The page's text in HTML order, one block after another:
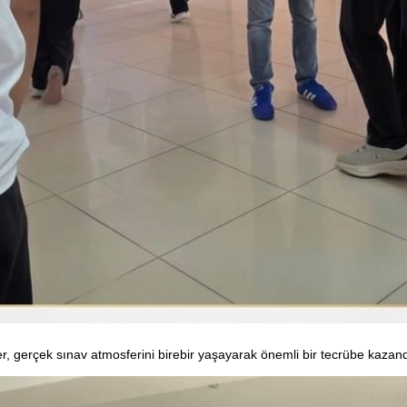
gerçek sınav atmosferini birebir yaşayarak önemli bir tecrübe